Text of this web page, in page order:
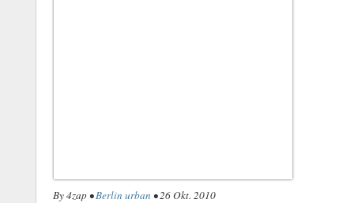
By 4zap •Berlin urban • 26 Okt. 2010